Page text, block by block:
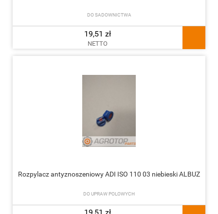
DO SADOWNICTWA
19,51 zł
NETTO
Rozpylacz antyznoszeniowy ADI ISO 110 03 niebieski ALBUZ
DO UPRAW POLOWYCH